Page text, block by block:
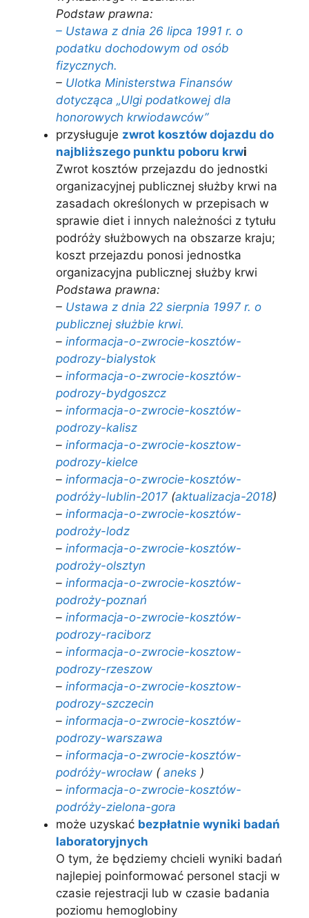
Podstaw prawna:
– Ustawa z dnia 26 lipca 1991 r. o
podatku dochodowym od osób
fizycznych.
– Ulotka Ministerstwa Finansów
dotycząca „Ulgi podatkowej dla
honorowych krwiodawców”
przysługuje zwrot kosztów dojazdu do
najbliższego punktu poboru krwi
Zwrot kosztów przejazdu do jednostki
organizacyjnej publicznej służby krwi na
zasadach określonych w przepisach w
sprawie diet i innych należności z tytułu
podróży służbowych na obszarze kraju;
koszt przejazdu ponosi jednostka
organizacyjna publicznej służby krwi
Podstawa prawna:
– Ustawa z dnia 22 sierpnia 1997 r. o
publicznej służbie krwi.
– informacja-o-zwrocie-kosztów-
podrozy-bialystok
– informacja-o-zwrocie-kosztów-
podrozy-bydgoszcz
– informacja-o-zwrocie-kosztów-
podrozy-kalisz
– informacja-o-zwrocie-kosztow-
podrozy-kielce
– informacja-o-zwrocie-kosztów-
podróży-lublin-2017 (aktualizacja-2018)
– informacja-o-zwrocie-kosztów-
podroży-lodz
– informacja-o-zwrocie-kosztów-
podroży-olsztyn
– informacja-o-zwrocie-kosztów-
podroży-poznań
– informacja-o-zwrocie-kosztów-
podrozy-raciborz
– informacja-o-zwrocie-kosztow-
podrozy-rzeszow
– informacja-o-zwrocie-kosztow-
podrozy-szczecin
– informacja-o-zwrocie-kosztów-
podrozy-warszawa
– informacja-o-zwrocie-kosztów-
podróży-wrocław ( aneks )
– informacja-o-zwrocie-kosztów-
podróży-zielona-gora
może uzyskać bezpłatnie wyniki badań
laboratoryjnych
O tym, że będziemy chcieli wyniki badań
najlepiej poinformować personel stacji w
czasie rejestracji lub w czasie badania
poziomu hemoglobiny